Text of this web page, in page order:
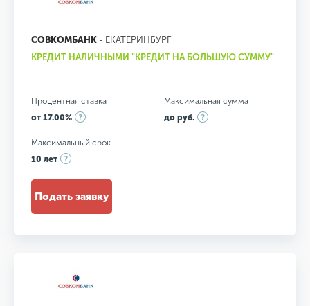
СОВКОМБАНК - ЕКАТЕРИНБУРГ
КРЕДИТ НАЛИЧНЫМИ "КРЕДИТ НА БОЛЬШУЮ СУММУ"
Процентная ставка
от 17.00%
Максимальная сумма
до руб.
Максимальный срок
10 лет
Подать заявку